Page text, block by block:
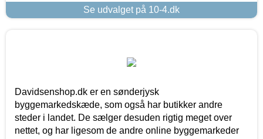
Se udvalget på 10-4.dk
Davidsenshop.dk er en sønderjysk
byggemarkedskæde, som også har butikker andre
steder i landet. De sælger desuden rigtig meget over
nettet, og har ligesom de andre online byggemarkeder